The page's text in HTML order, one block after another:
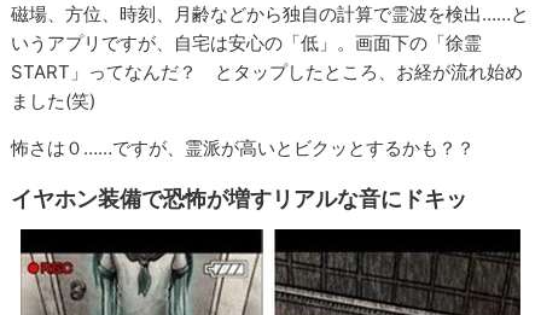
磁場、方位、時刻、月齢などから独自の計算で霊波を検出……と
いうアプリですが、自宅は安心の「低」。画面下の「徐霊
START」ってなんだ？ とタップしたところ、お経が流れ始め
ました(笑)
怖さは０……ですが、霊派が高いとビクッとするかも？？
イヤホン装備で恐怖が増すリアルな音にドキッ